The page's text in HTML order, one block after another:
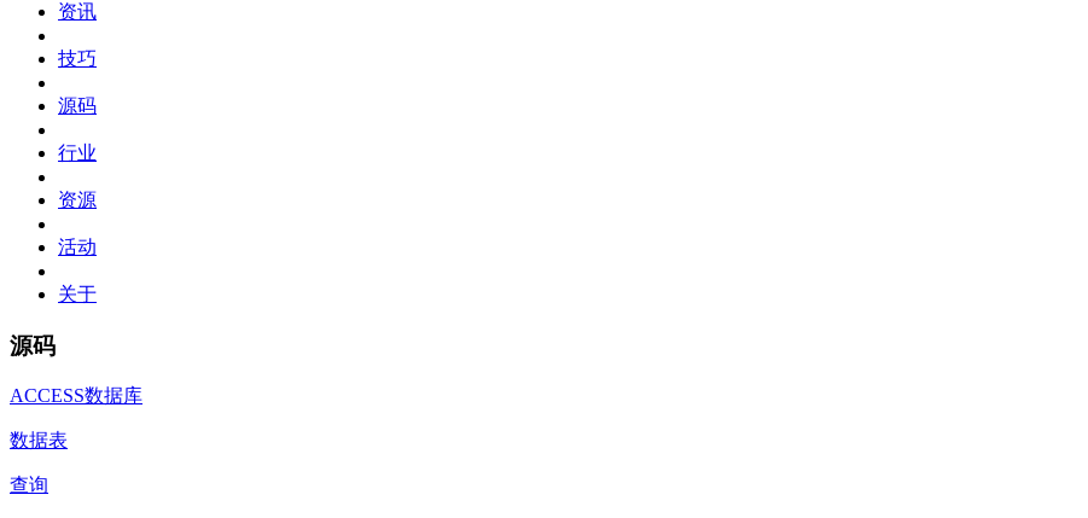
资讯
技巧
源码
行业
资源
活动
关于
源码
ACCESS数据库
数据表
查询